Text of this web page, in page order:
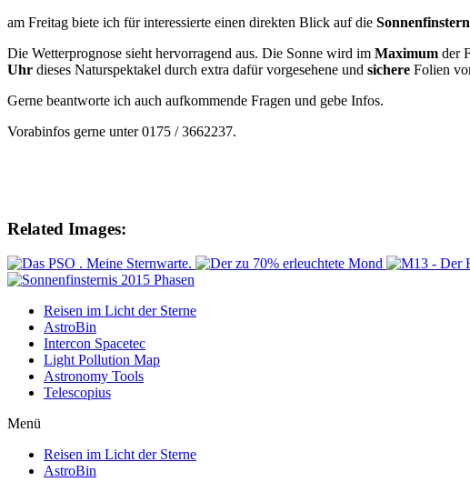
am Freitag biete ich für interessierte einen direkten Blick auf die
Die Wetterprognose sieht hervorragend aus. Die Sonne wird im Maximum der
Uhr dieses Naturspektakel durch extra dafür vorgesehene und sichere Folien
Gerne beantworte ich auch aufkommende Fragen und gebe Infos.
Vorabinfos gerne unter 0175 / 3662237.
Related Images:
Reisen im Licht der Sterne
AstroBin
Intercon Spacetec
Light Pollution Map
Astronomy Tools
Telescopius
Menü
Reisen im Licht der Sterne
AstroBin